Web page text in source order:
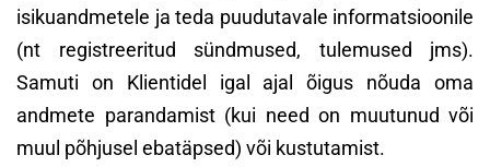
isikuandmetele ja teda puudutavale informatsioonile
(nt registreeritud sündmused, tulemused jms).
Samuti on Klientidel igal ajal õigus nõuda oma
andmete parandamist (kui need on muutunud või
muul põhjusel ebatäpsed) või kustutamist.